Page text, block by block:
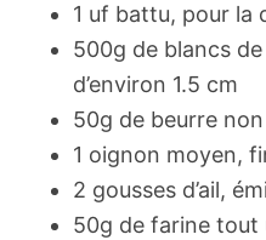
1 uf battu, pour la
500g de blancs
d’environ 1.5 cm
50g de beurre
1 oignon moyen,
2 gousses d’ail,
50g de farine tout